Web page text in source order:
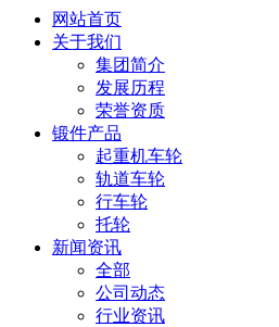
网站首页
关于我们
集团简介
发展历程
荣誉资质
锻件产品
起重机车轮
轨道车轮
行车轮
托轮
新闻资讯
全部
公司动态
行业资讯